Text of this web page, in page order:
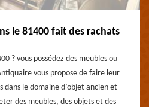
le 81400 fait des rachats
? vous possédez des meubles ou
vous propose de faire leur
dans le domaine d’objet ancien et
des meubles, des objets et des